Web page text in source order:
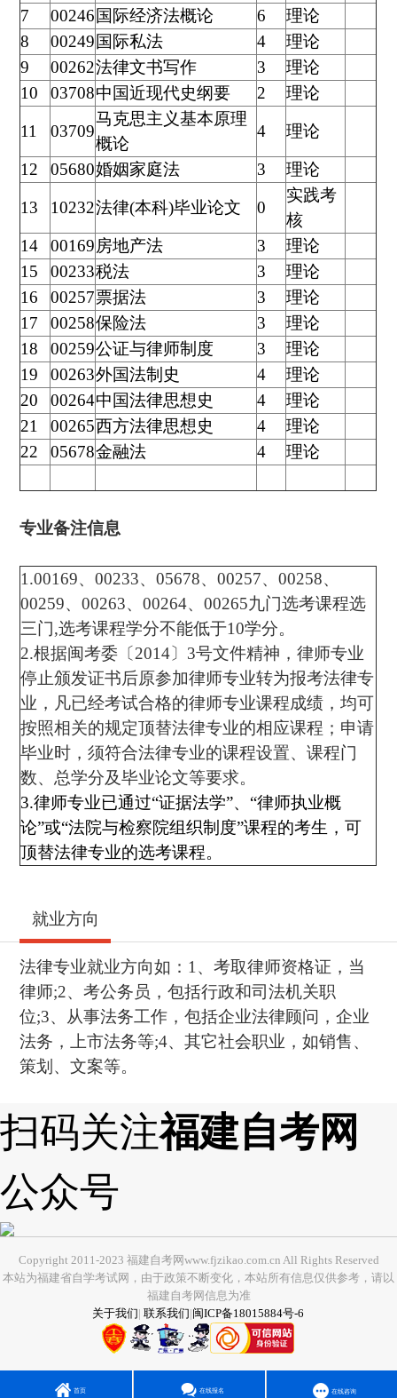
7
00246国际经济法概论 6
理论
8
00249国际私法 4
理论
9
00262法律文书写作 3
理论
10
03708中国近现代史纲要 2 理论
11 03709
马克思主义基本原理
概论
4 理论
12 05680婚姻家庭法 3 理论
13 10232法律(本科)毕业论文 0
实践考
核
14
00169房地产法 3
理论
15
00233税法 3
理论
16
00257票据法 3
理论
17
00258保险法 3
理论
18
00259公证与律师制度 3
理论
19
00263外国法制史 4
理论
20
00264中国法律思想史 4
理论
21
00265西方法律思想史 4
理论
22
05678金融法 4 理论
专业备注信息
1.00169、00233、05678、00257、00258、
00259、00263、00264、00265九门选考课程选
三门,选考课程学分不能低于10学分。
2.根据闽考委〔2014〕3号文件精神，律师专业
停止颁发证书后原参加律师专业转为报考法律专
业，凡已经考试合格的律师专业课程成绩，均可
按照相关的规定顶替法律专业的相应课程；申请
毕业时，须符合法律专业的课程设置、课程门
数、总学分及毕业论文等要求。
3.律师专业已通过“证据法学”、“律师执业概
论”或“法院与检察院组织制度”课程的考生，可
顶替法律专业的选考课程。
就业方向
法律专业就业方向如：1、考取律师资格证，当
律师;2、考公务员，包括行政和司法机关职
位;3、从事法务工作，包括企业法律顾问，企业
法务，上市法务等;4、其它社会职业，如销售、
策划、文案等。
扫码关注福建自考网
公众号
首页 在线报名 在线咨询
Copyright 2011-2023 福建自考网www.fjzikao.com.cn All Rights Reserved
本站为福建省自学考试网，由于政策不断变化，本站所有信息仅供参考，请以
福建自考网信息为准
关于我们| 联系我们|闽ICP备18015884号-6